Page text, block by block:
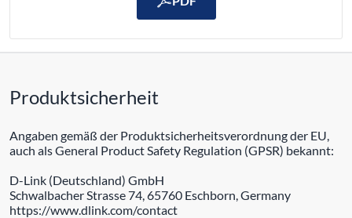
Produktsicherheit
Angaben gemäß der Produktsicherheitsverordnung der EU,
auch als General Product Safety Regulation (GPSR) bekannt:
D-Link (Deutschland) GmbH
Schwalbacher Strasse 74, 65760 Eschborn, Germany
https://www.dlink.com/contact